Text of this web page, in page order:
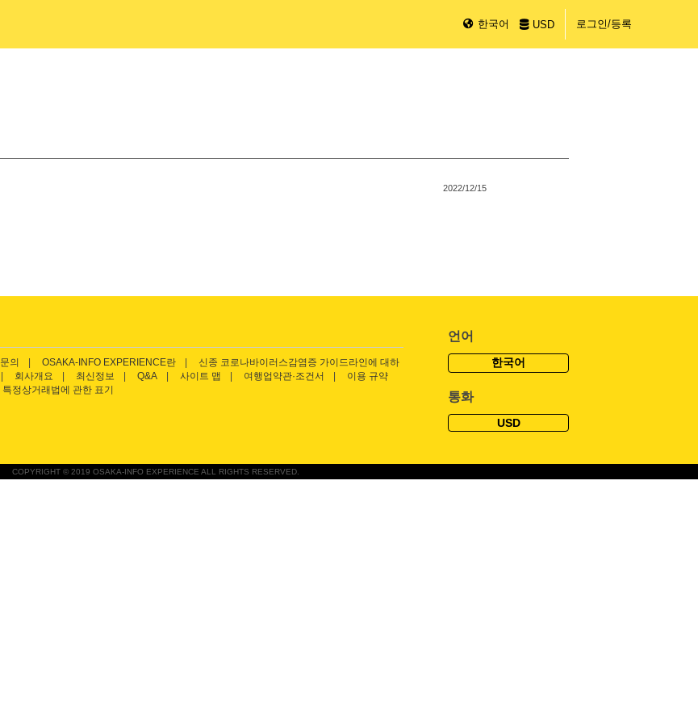
한국어 USD 로그인/등록
2022/12/15
문의 OSAKA-INFO EXPERIENCE란
신종 코로나바이러스감염증 가이드라인에 대하
회사개요 최신정보 Q&A 사이트 맵 여행업약관·조건서
이용 규약
특정상거래법에 관한 표기
언어
한국어
통화
USD
COPYRIGHT © 2019 OSAKA-INFO EXPERIENCE ALL RIGHTS RESERVED.